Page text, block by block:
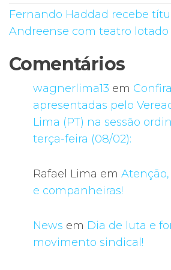
Fernando Haddad recebe
Andreense com teatro lotado
Comentários
wagnerlima13 em
apresentadas pelo
Lima (PT) na sessão
terça-feira (08/02):
Rafael Lima em
e companheiras!
News em Dia de luta e
movimento sindical!